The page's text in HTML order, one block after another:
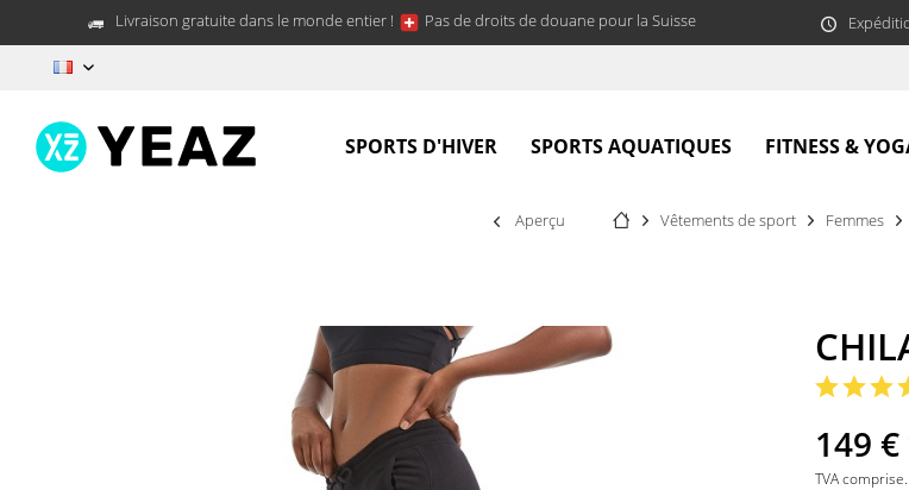
Livraison gratuite dans le monde entier ! Pas de droits de douane pour la Suisse
SPORTS D'HIVER SPORTS AQUATIQUES FITNESS &
Aperçu Vêtements de sport Femmes
149
TVA comprise.